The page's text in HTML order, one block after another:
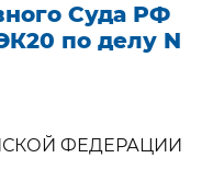
Суда РФ
по делу N
ФЕДЕРАЦИИ